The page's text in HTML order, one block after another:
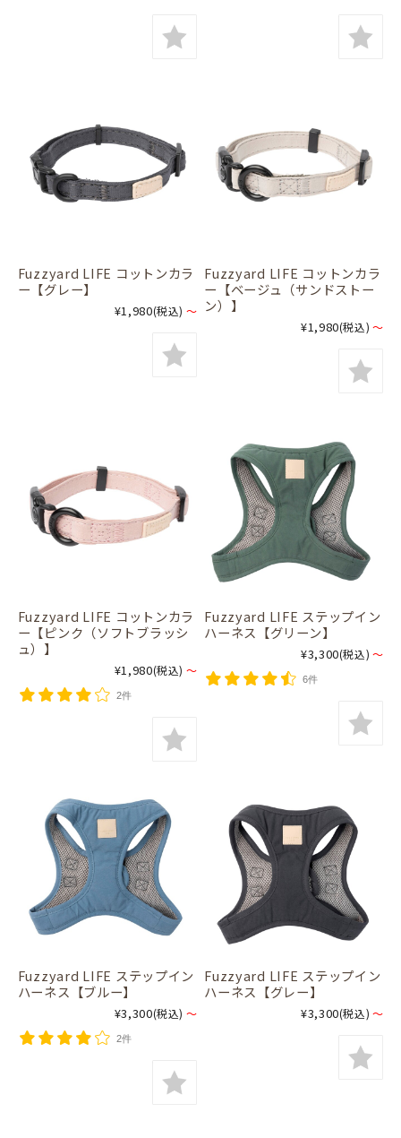
Fuzzyard LIFE コットンカラ
ー【グレー】
¥1,980(税込) ～
Fuzzyard LIFE コットンカラ
ー【ベージュ（サンドストー
ン）】
¥1,980(税込) ～
Fuzzyard LIFE コットンカラ
ー【ピンク（ソフトブラッシ
ュ）】
¥1,980(税込) ～
2件
Fuzzyard LIFE ステップイン
ハーネス【グリーン】
¥3,300(税込) ～
6件
Fuzzyard LIFE ステップイン
ハーネス【ブルー】
¥3,300(税込) ～
2件
Fuzzyard LIFE ステップイン
ハーネス【グレー】
¥3,300(税込) ～